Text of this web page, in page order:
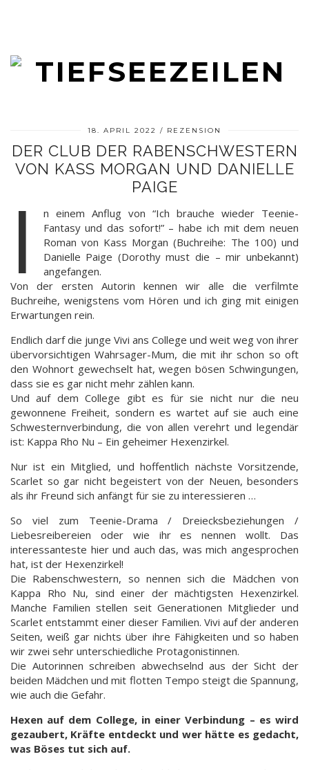
18. APRIL 2022 REZENSION
DER CLUB DER RABENSCHWESTERN
VON KASS MORGAN UND DANIELLE
PAIGE
I
n einem Anflug von “Ich brauche wieder Teenie-
Fantasy und das sofort!” – habe ich mit dem neuen
Roman von Kass Morgan (Buchreihe: The 100) und
Danielle Paige (Dorothy must die – mir unbekannt)
angefangen.
Von der ersten Autorin kennen wir alle die verfilmte
Buchreihe, wenigstens vom Hören und ich ging mit einigen
Erwartungen rein.
Endlich darf die junge Vivi ans College und weit weg von ihrer
übervorsichtigen Wahrsager-Mum, die mit ihr schon so oft
den Wohnort gewechselt hat, wegen bösen Schwingungen,
dass sie es gar nicht mehr zählen kann.
Und auf dem College gibt es für sie nicht nur die neu
gewonnene Freiheit, sondern es wartet auf sie auch eine
Schwesternverbindung, die von allen verehrt und legendär
ist: Kappa Rho Nu – Ein geheimer Hexenzirkel.
Nur ist ein Mitglied, und hoffentlich nächste Vorsitzende,
Scarlet so gar nicht begeistert von der Neuen, besonders
als ihr Freund sich anfängt für sie zu interessieren …
So viel zum Teenie-Drama / Dreiecksbeziehungen /
Liebesreibereien oder wie ihr es nennen wollt. Das
interessanteste hier und auch das, was mich angesprochen
hat, ist der Hexenzirkel!
Die Rabenschwestern, so nennen sich die Mädchen von
Kappa Rho Nu, sind einer der mächtigsten Hexenzirkel.
Manche Familien stellen seit Generationen Mitglieder und
Scarlet entstammt einer dieser Familien. Vivi auf der anderen
Seiten, weiß gar nichts über ihre Fähigkeiten und so haben
wir zwei sehr unterschiedliche Protagonistinnen.
Die Autorinnen schreiben abwechselnd aus der Sicht der
beiden Mädchen und mit flotten Tempo steigt die Spannung,
wie auch die Gefahr.
Hexen auf dem College, in einer Verbindung – es wird
gezaubert, Kräfte entdeckt und wer hätte es gedacht,
was Böses tut sich auf.